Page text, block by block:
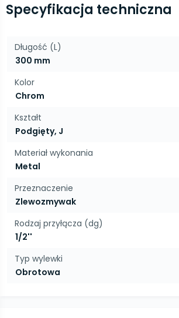
Specyfikacja techniczna
Długość (L)
300 mm
Kolor
Chrom
Kształt
Podgięty, J
Materiał wykonania
Metal
Przeznaczenie
Zlewozmywak
Rodzaj przyłącza (dg)
1/2''
Typ wylewki
Obrotowa